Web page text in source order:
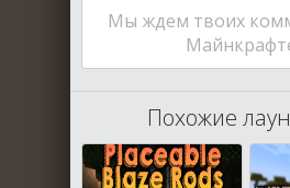
Мы ждем твоих
Похожие